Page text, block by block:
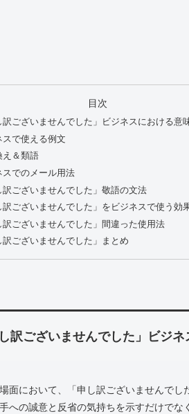
目次
訳ございませんでした」ビジネスにおける意
スで使える例文
え＆類語
スでのメール用法
訳ございませんでした」敬語の文法
訳ございませんでした」をビジネスで使う効
訳ございませんでした」間違った使用法
訳ございませんでした」まとめ
し訳ございませんでした」ビジ
面において、「申し訳ございませんで
への誠意と反省の気持ちを示すだけでな